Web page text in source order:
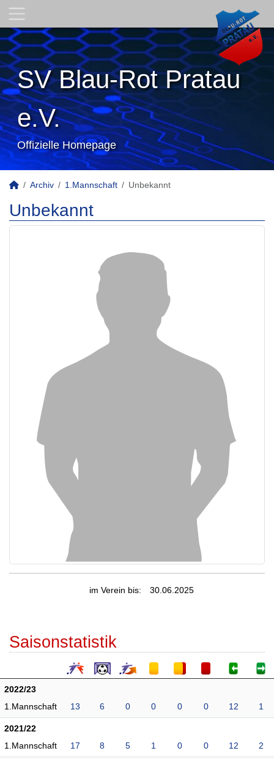
SV Blau-Rot Pratau
e.V.
Offizielle Homepage
Archiv 1.Mannschaft Unbekannt
Unbekannt
im Verein bis: 30.06.2025
Saisonstatistik
2022/23
1.Mannschaft
13 6 0 0 0 0 12 1
2021/22
1.Mannschaft
17 8 5 1 0 0 12 2